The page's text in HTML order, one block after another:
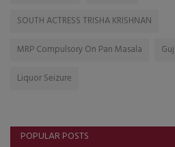
SOUTH ACTRESS TRISHA KRISHNAN
MRP Compulsory On Pan Masala
Liquor Seizure
POPULAR POSTS